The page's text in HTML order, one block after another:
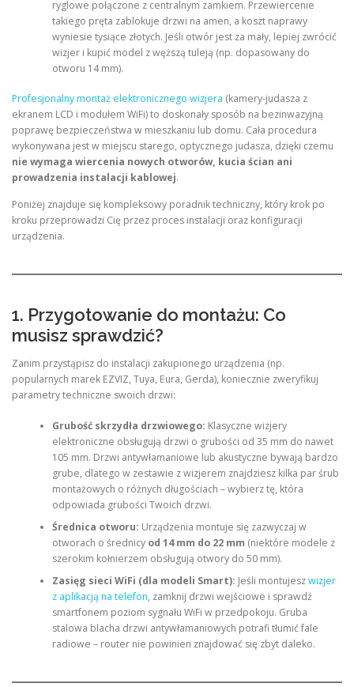
ryglowe połączone z centralnym zamkiem. Przewiercenie
takiego pręta zablokuje drzwi na amen, a koszt naprawy
wyniesie tysiące złotych. Jeśli otwór jest za mały, lepiej zwrócić
wizjer i kupić model z węższą tuleją (np. dopasowany do
otworu 14 mm).
Profesjonalny montaż elektronicznego wizjera (kamery-judasza z
ekranem LCD i modułem WiFi) to doskonały sposób na bezinwazyjną
poprawę bezpieczeństwa w mieszkaniu lub domu. Cała procedura
wykonywana jest w miejscu starego, optycznego judasza, dzięki czemu
nie wymaga wiercenia nowych otworów, kucia ścian ani
prowadzenia instalacji kablowej.
Poniżej znajduje się kompleksowy poradnik techniczny, który krok po
kroku przeprowadzi Cię przez proces instalacji oraz konfiguracji
urządzenia.
1. Przygotowanie do montażu: Co
musisz sprawdzić?
Zanim przystąpisz do instalacji zakupionego urządzenia (np.
popularnych marek EZVIZ, Tuya, Eura, Gerda), koniecznie zweryfikuj
parametry techniczne swoich drzwi:
Grubość skrzydła drzwiowego: Klasyczne wizjery
elektroniczne obsługują drzwi o grubości od 35 mm do nawet
105 mm. Drzwi antywłamaniowe lub akustyczne bywają bardzo
grube, dlatego w zestawie z wizjerem znajdziesz kilka par śrub
montażowych o różnych długościach – wybierz tę, która
odpowiada grubości Twoich drzwi.
Średnica otworu: Urządzenia montuje się zazwyczaj w
otworach o średnicy od 14 mm do 22 mm (niektóre modele z
szerokim kołnierzem obsługują otwory do 50 mm).
Zasięg sieci WiFi (dla modeli Smart): Jeśli montujeszwizjer
z aplikacją na telefon, zamknij drzwi wejściowe i sprawdź
smartfonem poziom sygnału WiFi w przedpokoju. Gruba
stalowa blacha drzwi antywłamaniowych potrafi tłumić fale
radiowe – router nie powinien znajdować się zbyt daleko.